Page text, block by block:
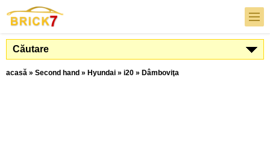
Căutare
acasă » Second hand » Hyundai » i20 » Dâmboviţa